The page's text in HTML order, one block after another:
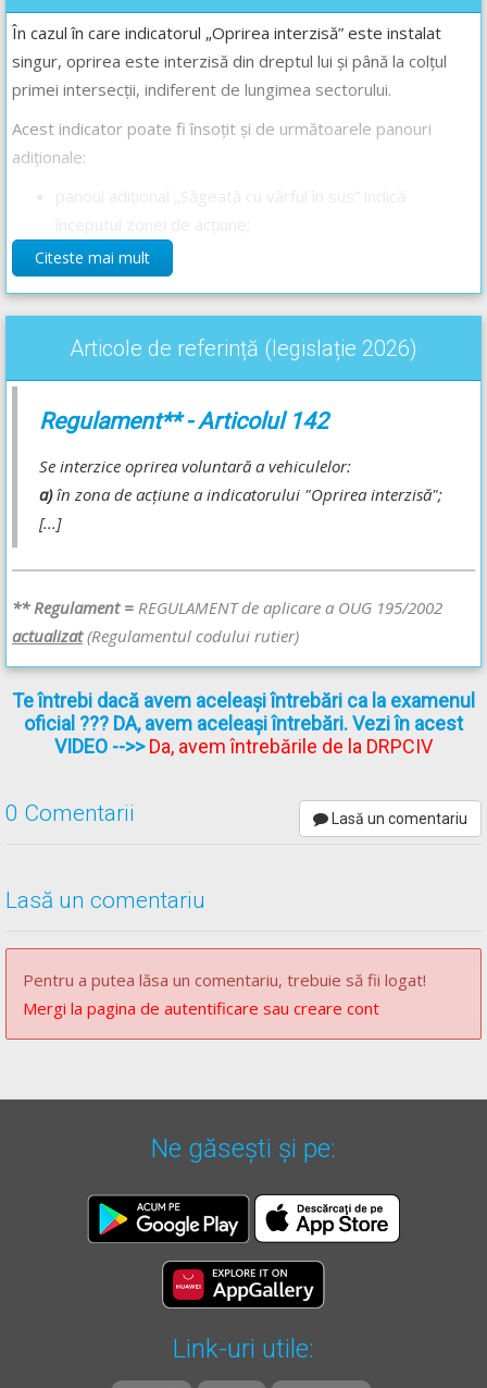
În cazul în care indicatorul „Oprirea interzisă” este instalat
singur, oprirea este interzisă din dreptul lui și până la colțul
primei intersecții, indiferent de lungimea sectorului.
Acest indicator poate fi însoțit și de următoarele panouri
adiționale:
panoul adițional „Săgeată cu două vârfuri, unul în sus și
altul în jos” înseamnă confirmarea zonei de acțiune;
sfârșitul zonei de acțiune a indicatorului;
În situația din imagine, întâlnind indicatorul „Oprirea interzisă”
însoțit de panul adițional ”Săgeată cu vârful în jos” ce indică
sfârșitul zonei de acțiune a indicatorului, autoturismul alb este
oprit neregulamentar, deoarece acesta se află
acțiunea indicatorului „Oprirea interzisă”.
Răspunsul corect este: B
Recomandări:
Explicațiile complete ale indicatoarelor -->
Locurile în care este interzisă manevra de oprire - Lecție Audio-
Video -->Codul Rutier - Oprirea, staționarea și parcarea
Citeste mai mult
Articole de referință (legislație 2026)
Regulament** - Articolul 142
Se interzice oprirea voluntară a vehiculelor:
a)în zona de acţiune a indicatorului "Oprirea interzisă";
[...]
** Regulament = REGULAMENT de aplicare a OUG 195/2002
actualizat (Regulamentul codului rutier)
Te întrebi dacă avem aceleași întrebări ca la examenul
oficial ??? DA, avem aceleași întrebări. Vezi în acest
VIDEO -->>Da, avem întrebările de la DRPCIV
0 Comentarii Lasă un comentariu
Lasă un comentariu
Pentru a putea lăsa un comentariu, trebuie să fii logat!
Mergi la pagina de autentificare sau creare cont
Ne găsești și pe:
Link-uri utile: